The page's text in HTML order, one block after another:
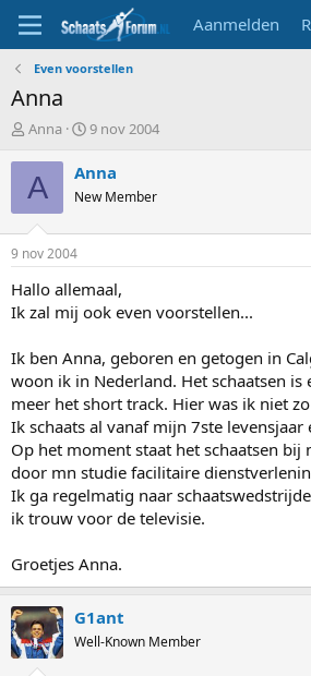
Aanmelden
Even voorstellen
Anna
T
p
i
s
a
r
e
Anna
S
a
t
t
u
9 nov 2004
A Anna
New Member
9 nov 2004
Hallo allemaal,
Ik zal mij ook even voorstellen...
Ik ben Anna, geboren en getogen in
woon ik in Nederland. Het schaatsen
meer het short track. Hier was ik niet
Ik schaats al vanaf mijn 7ste
Op het moment staat het schaatsen bij
door mn studie facilitaire
Ik ga regelmatig naar
ik trouw voor de televisie.
Groetjes Anna.
G1ant
Well-Known Member